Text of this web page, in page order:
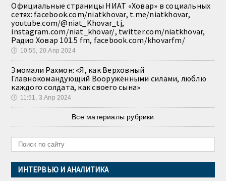
Официальные страницы НИАТ «Ховар» в социальных
сетях: facebook.com/niatkhovar, t.me/niatkhovar,
youtube.com/@niat_Khovar_tj,
instagram.com/niat_khovar/, twitter.com/niatkhovar,
Радио Ховар 101.5 fm, facebook.com/khovarfm/
🕔 10:55, 20.Апр 2024
Эмомали Рахмон: «Я, как Верховный
Главнокомандующий Вооружёнными силами, люблю
каждого солдата, как своего сына»
🕔 11:51, 3.Апр 2024
Все материалы рубрики
ИНТЕРВЬЮ И АНАЛИТИКА